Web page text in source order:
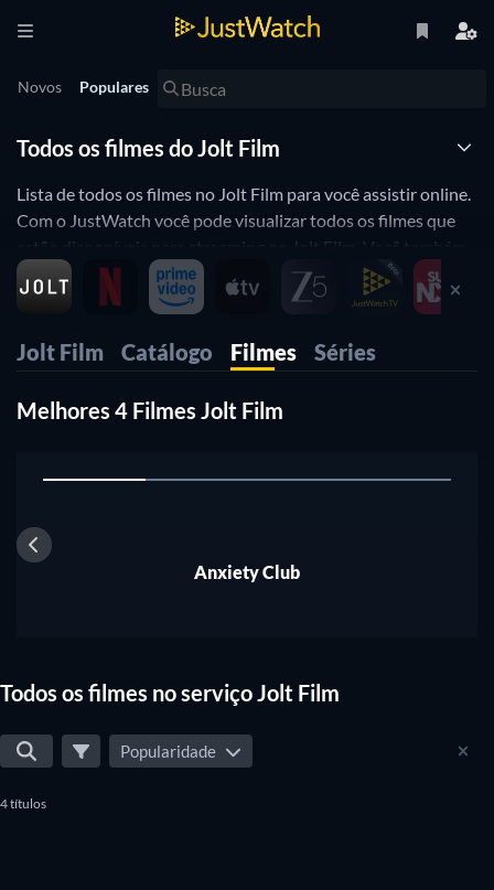
Novos Populares
Todos os filmes do Jolt Film
Lista de todos os filmes no Jolt Film para você assistir online.
Com o JustWatch você pode visualizar todos os filmes que
estão disponíveis para streaming no Jolt Film. Você também
pode refinar sua busca com os diferentes atributos do filme
que você procura JustWatch é uma ferramenta de busca
para filmes. Aqui você descobre onde você pode assistir o
filme que está procurando.
Jolt Film Catálogo Filmes Séries
Melhores 4 Filmes Jolt Film
1
Anxiety Club
Todos os filmes no serviço Jolt Film
Popularidade
4 títulos